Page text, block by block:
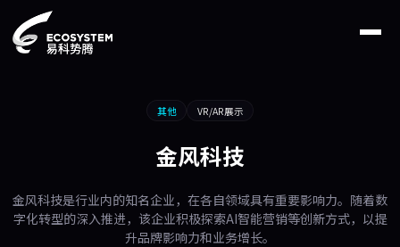
其他 VR/AR展示
金风科技
金风科技是行业内的知名企业，在各自领域具有重要影响力。随着数
字化转型的深入推进，该企业积极探索AI智能营销等创新方式，以提
升品牌影响力和业务增长。